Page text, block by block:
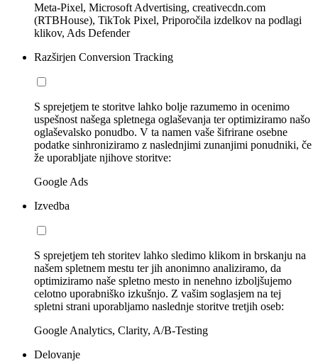
Meta-Pixel, Microsoft Advertising, creativecdn.com
(RTBHouse), TikTok Pixel, Priporočila izdelkov na podlagi
klikov, Ads Defender
Razširjen Conversion Tracking
S sprejetjem te storitve lahko bolje razumemo in ocenimo
uspešnost našega spletnega oglaševanja ter optimiziramo našo
oglaševalsko ponudbo. V ta namen vaše šifrirane osebne
podatke sinhroniziramo z naslednjimi zunanjimi ponudniki, če
že uporabljate njihove storitve:
Google Ads
Izvedba
S sprejetjem teh storitev lahko sledimo klikom in brskanju na
našem spletnem mestu ter jih anonimno analiziramo, da
optimiziramo naše spletno mesto in nenehno izboljšujemo
celotno uporabniško izkušnjo. Z vašim soglasjem na tej
spletni strani uporabljamo naslednje storitve tretjih oseb:
Google Analytics, Clarity, A/B-Testing
Delovanje